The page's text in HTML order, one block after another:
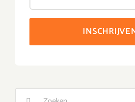
Zoeken